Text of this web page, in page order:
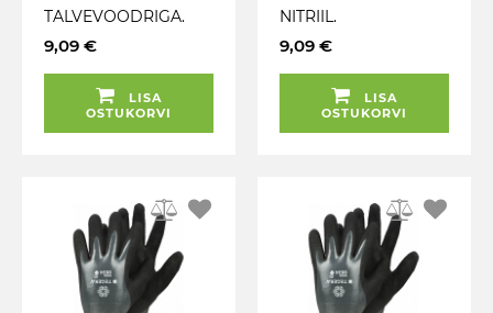
TALVEVOODRIGA.
PUUTEEKRAAN.
9,09 €
LISA
OSTUKORVI
NITRIIL.
TALVEVOODRIGA.
TÖÖKINDAD TEGERA
9,09 €
LISA
OSTUKORVI